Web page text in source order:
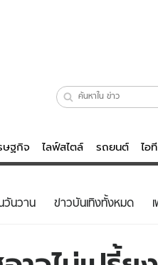
ษฐกิจ ไลฟ์สไตล์ รถยนต์ ไอที
ย ไลฟ์สไตล์
วันวาน ข่าวบันเทิงทั้งหมด